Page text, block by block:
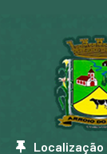
Cult
ura,
...
Raqu
iel
Scha
fer
Jahn
Localização